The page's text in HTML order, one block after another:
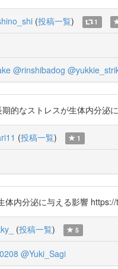
(投稿一覧) 1
@rinshibadog
的なストレスが生体内分泌
(投稿一覧) 1
体内分泌に与える影響
(投稿一覧) 5
@Yuki_Sagi